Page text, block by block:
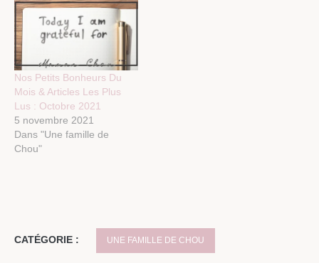
Nos Petits Bonheurs Du
Mois & Articles Les Plus
Lus : Octobre 2021
5 novembre 2021
Dans "Une famille de
Chou"
CATÉGORIE : UNE FAMILLE DE CHOU